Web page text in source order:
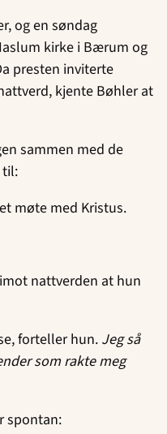
og en søndag
kirke i Bærum og
presten inviterte
kjente Bøhler at
sammen med de
til:
møte med Kristus.
nattverden at hun
forteller hun. Jeg så
som rakte meg
spontan: